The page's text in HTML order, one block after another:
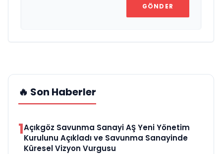
GÖNDER
🔥 Son Haberler
1Açıkgöz Savunma Sanayi AŞ Yeni Yönetim
Kurulunu Açıkladı ve Savunma Sanayinde
Küresel Vizyon Vurgusu